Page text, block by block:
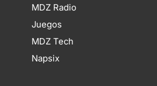
MDZ Radio
Juegos
MDZ Tech
Napsix